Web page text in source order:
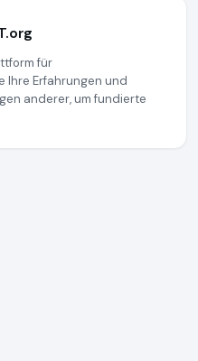
für
Ihre Erfahrungen und
anderer, um fundierte